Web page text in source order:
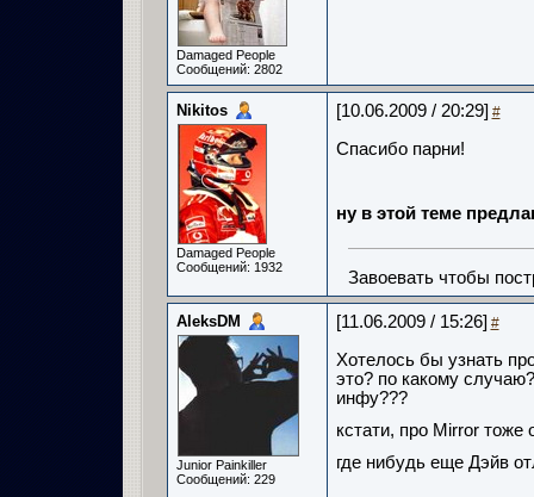
Damaged People
Сообщений: 2802
Nikitos
Damaged People
Сообщений: 1932
[10.06.2009 / 20:29] #
Спасибо парни!
ну в этой теме
Завоевать чтобы
AleksDM
Junior Painkiller
Сообщений: 229
[11.06.2009 / 15:26] #
Хотелось бы узнать
это? по какому
инфу???
кстати, про Mirror тоже
где нибудь еще Дэйв